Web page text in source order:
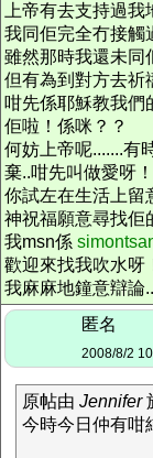
上帝有去支持過
我同佢完全冇接觸
雖然那時我還未同
但有為到對方去祈
咁先係耶穌教我們
佢啦！係咪？？
何妨上帝呢.......有
棄..咁先叫做愛呀！
你試左在生活上留
神祝福願意尋找佢
我msn係
歡迎來找我吹水呀
我麻麻地鐘意辯論..
匿名
2008/8/2
原帖由 Jennifer
今時今日仲有咁